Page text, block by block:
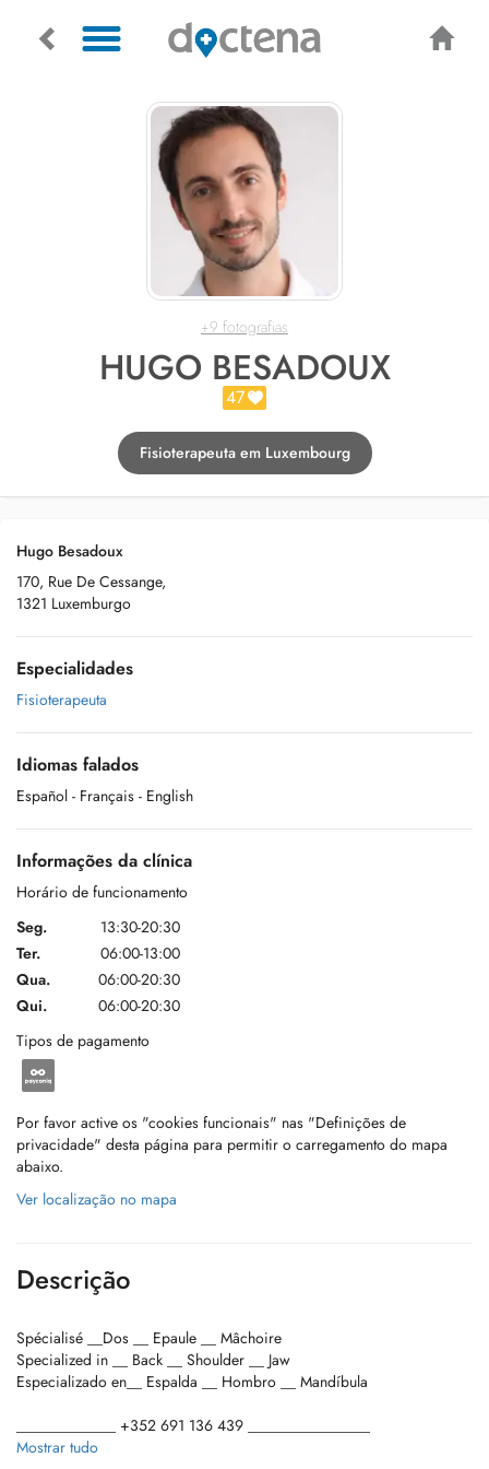
+9 fotografias
HUGO BESADOUX
47
Fisioterapeuta em Luxembourg
Hugo Besadoux
170, Rue De Cessange,
1321 Luxemburgo
Especialidades
Fisioterapeuta
Idiomas falados
Español - Français - English
Informações da clínica
Horário de funcionamento
Seg.
13:30-20:30
Ter.
06:00-13:00
Qua.
06:00-20:30
Qui.
06:00-20:30
Tipos de pagamento
Por favor active os "cookies funcionais" nas "Definições de
privacidade" desta página para permitir o carregamento do mapa
abaixo.
Ver localização no mapa
Descrição
Spécialisé __Dos __ Epaule __ Mâchoire
Specialized in __ Back __ Shoulder __ Jaw
Especializado en__ Espalda __ Hombro __ Mandíbula
_____________ +352 691 136 439 ________________
___________________ MOIEN :) ____________________
Mostrar tudo